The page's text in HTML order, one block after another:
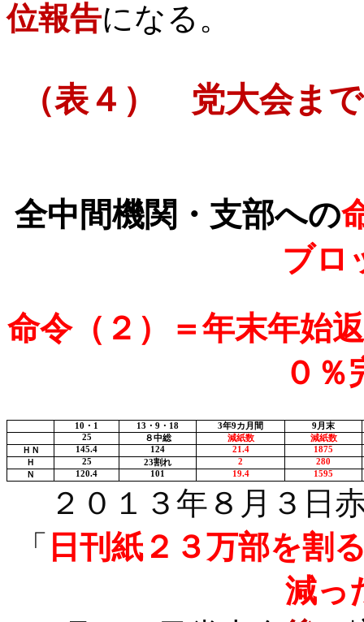
位報告になる。
（表４） 党大会ま
全中間機関・支部への
ブロ
命令（２）＝年末年始
０％
10 ・ 1 13 ・ 9 ・ 18 3年9カ月間 9 月末
25
８中総 減紙数
減紙数
ＨＮ
145.4 124 21.4
1875
Ｈ
25 23割れ 2
280
Ｎ
120.4 101 19.4 1595
２０ １３年８月３日
「 日刊紙２３万部を割
減っ